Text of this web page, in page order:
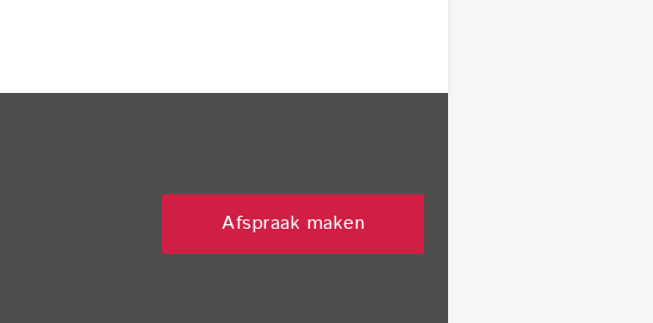
Afspraak maken